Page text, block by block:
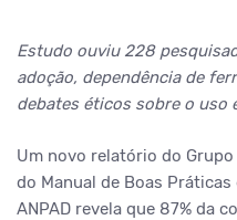
Estudo ouviu 228
adoção, dependência de
debates éticos sobre o uso
Um novo relatório do
do Manual de Boas
ANPAD revela que 87% da